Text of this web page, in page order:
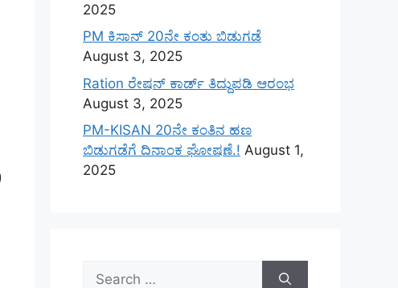
2025
PM ಕಿಸಾನ್ 20ನೇ ಕಂತು ಬಿಡುಗಡೆ
August 3, 2025
Ration ರೇಷನ್ ಕಾರ್ಡ್ ತಿದ್ದುಪಡಿ ಆರಂಭ
August 3, 2025
PM-KISAN 20ನೇ ಕಂತಿನ ಹಣ
ಬಿಡುಗಡೆಗೆ ದಿನಾಂಕ ಘೋಷಣೆ.! August 1,
2025
Search